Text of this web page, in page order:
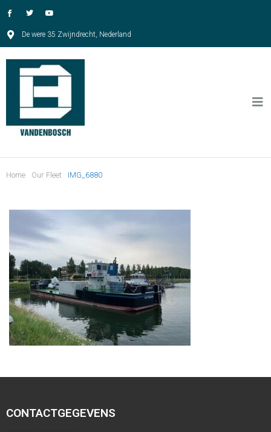
De were 35 Zwijndrecht, Nederland
Home Our Fleet IMG_6880
CONTACTGEGEVENS